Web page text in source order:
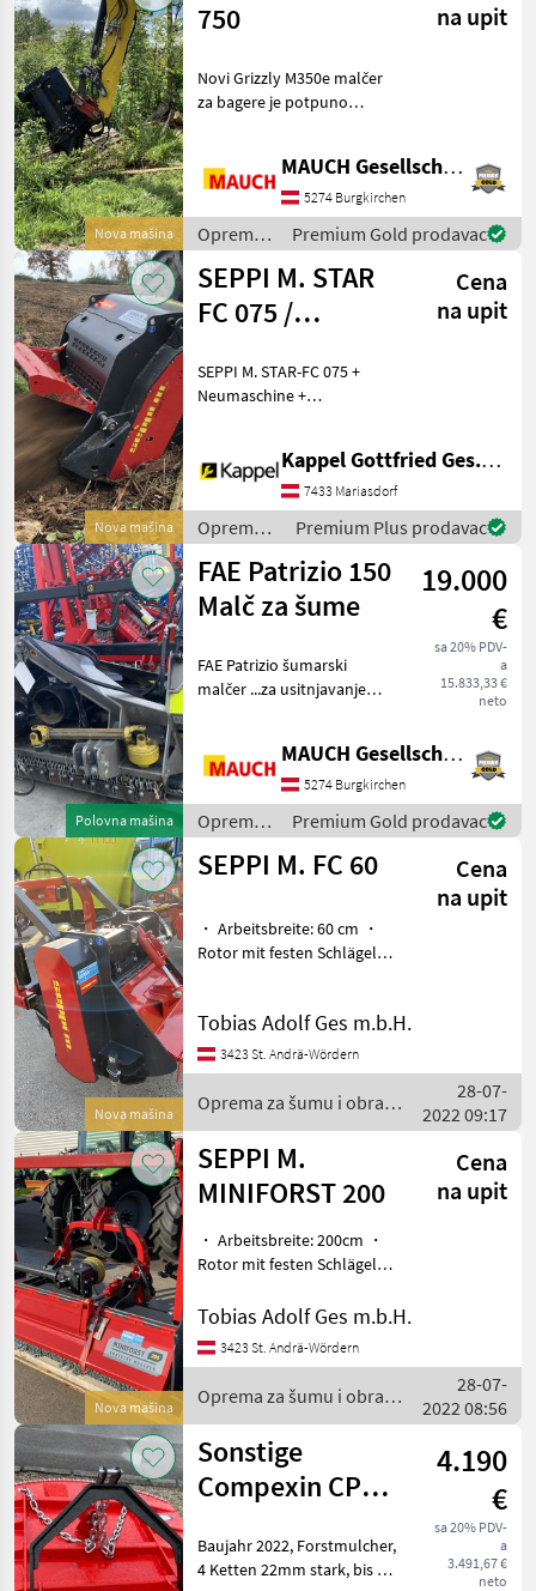
drveta /
Prinoth
Nova mašina
750
na upit
Novi Grizzly M350e malčer
za bagere je potpuno
tona. Opremljen je snažnim
hidrauličkim motorom od
60 ccm koji
MAUCH Gesellschaft m.b.H. & Co.KG
5274 Burgkirchen
Oprema
za šumu i
obradu
drveta /
Prinoth
Premium Gold prodavac
Nova mašina
SEPPI M. STAR
FC 075 /
- Streifenfräse
Cena
na upit
SEPPI M. STAR-FC 075 +
Neumaschine +
PS + Fräst bis zu 30 cm Tiefe
+ Fräst Stubben und
Wurzeln bis zu 40 cm Ø
Kappel Gottfried Ges.m.b.H.
7433 Mariasdorf
Oprema
za šumu i
obradu
drveta /
SEPPI M.
Premium Plus prodavac
Polovna mašina
FAE Patrizio 150
Malč za šume
19.000
€
sa 20% PDV-
a
15.833,33 €
neto
FAE Patrizio šumarski
malčer ...za usitnjavanje
100 KS - Radna širina 1480
mm - Ukupna širina 1746
mm - Promje
MAUCH Gesellschaft m.b.H. & Co.KG
5274 Burgkirchen
Oprema
za šumu i
obradu
Premium Gold prodavac
Nova mašina
SEPPI M. FC 60
Cena
na upit
・ Arbeitsbreite: 60 cm ・
Rotor mit festen Schlägeln
U/min ・ Getriebe ohne
Durchtrieb mit Freilauf ・
Inklusive Gelenkwe
Tobias Adolf Ges m.b.H.
3423 St. Andrä-Wördern
Oprema za šumu i obradu
drveta / SEPPI M.
28-07-
2022 09:17
Nova mašina
SEPPI M.
MINIFORST 200
Cena
na upit
・ Arbeitsbreite: 200cm ・
Rotor mit festen Schlägeln
Plakett ・ Drehzahl: 1000
Durchtriebswelle ・
Tobias Adolf Ges m.b.H.
3423 St. Andrä-Wördern
Oprema za šumu i obradu
drveta / SEPPI M.
28-07-
2022 08:56
Sonstige
Compexin CPR
4.190
€
sa 20% PDV-
a
3.491,67 €
neto
Baujahr 2022, Forstmulcher,
4 Ketten 22mm stark, bis zu